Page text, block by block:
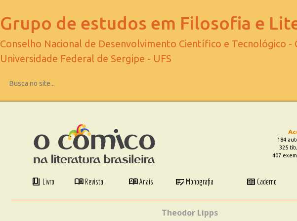
Grupo de estudos em Filosofia e
Conselho Nacional de Desenvolvimento Científico e Tecnológico -
Universidade Federal de Sergipe - UFS
184
325
407
book_4 Livro menu_book Revista dictionaryAnais checkbook Monografia two_pager Caderno
Theodor Lipps